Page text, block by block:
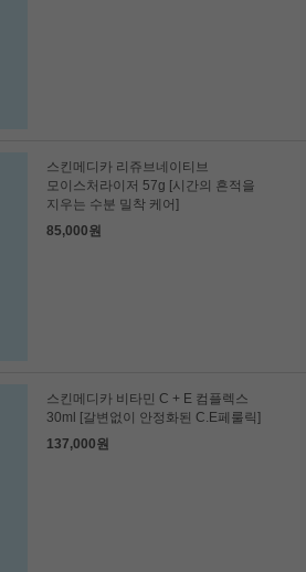
스킨메디카 리쥬브네이티브
모이스처라이저 57g [시간의 흔적을
지우는 수분 밀착 케어]
85,000원
스킨메디카 비타민 C + E 컴플렉스
30ml [갈변없이 안정화된 C.E페룰릭]
137,000원